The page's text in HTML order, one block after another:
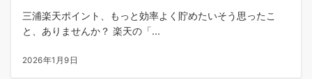
三浦楽天ポイント、もっと効率よく貯めたいそう思ったこ
と、ありませんか？ 楽天の「...
2026年1月9日